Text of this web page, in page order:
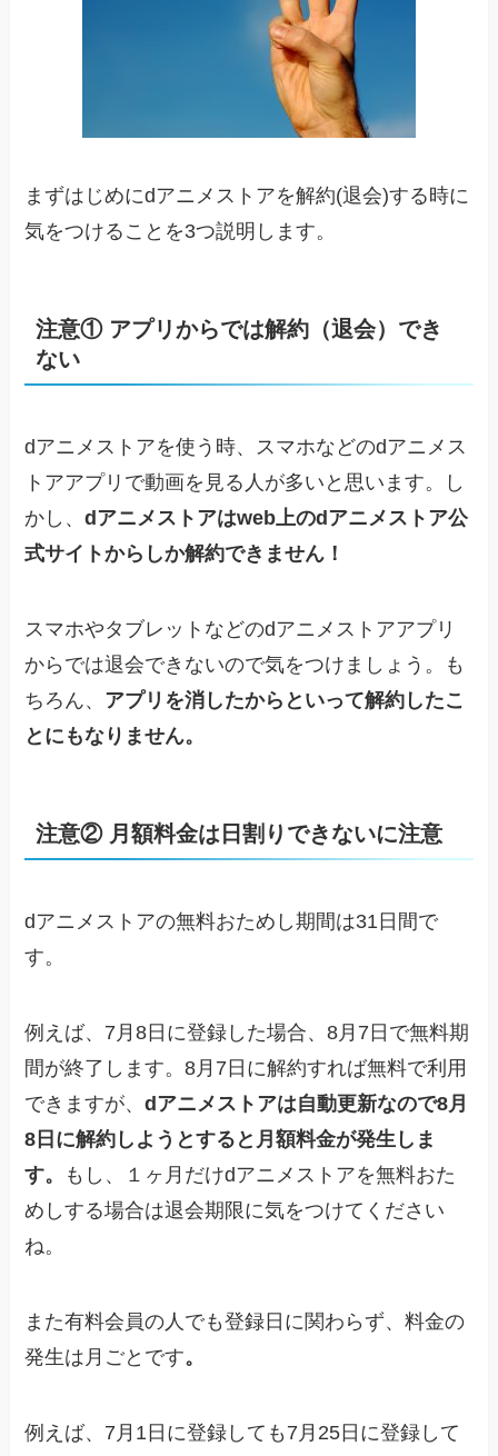
まずはじめにdアニメストアを解約(退会)する時に
気をつけることを3つ説明します。
注意① アプリからでは解約（退会）でき
ない
dアニメストアを使う時、スマホなどのdアニメス
トアアプリで動画を見る人が多いと思います。し
かし、dアニメストアはweb上のdアニメストア公
式サイトからしか解約できません！
スマホやタブレットなどのdアニメストアアプリ
からでは退会できないので気をつけましょう。も
ちろん、 アプリを消したからといって解約したこ
とにもなりません。
注意② 月額料金は日割りできないに注意
dアニメストアの無料おためし期間は31日間で
す。
例えば、7月8日に登録した場合、8月7日で無料期
間が終了します。8月7日に解約すれば無料で利用
できますが、dアニメストアは自動更新なので8月
8日に解約しようとすると月額料金が発生しま
す。
もし、１ヶ月だけdアニメストアを無料おた
めしする場合は退会期限に気をつけてください
ね。
また有料会員の人でも登録日に関わらず、料金の
発生は月ごとです。
例えば、7月1日に登録しても7月25日に登録して